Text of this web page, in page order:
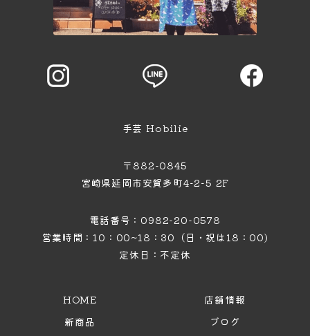
HOME
新商品
店舗情報
ブログ
手芸 Hobilie
〒882-0845
宮崎県延岡市安賀多町4−2−5 2F
電話番号：0982-20-0578
営業時間：10：00~18：30（日・祝は18：00)
定休日：不定休